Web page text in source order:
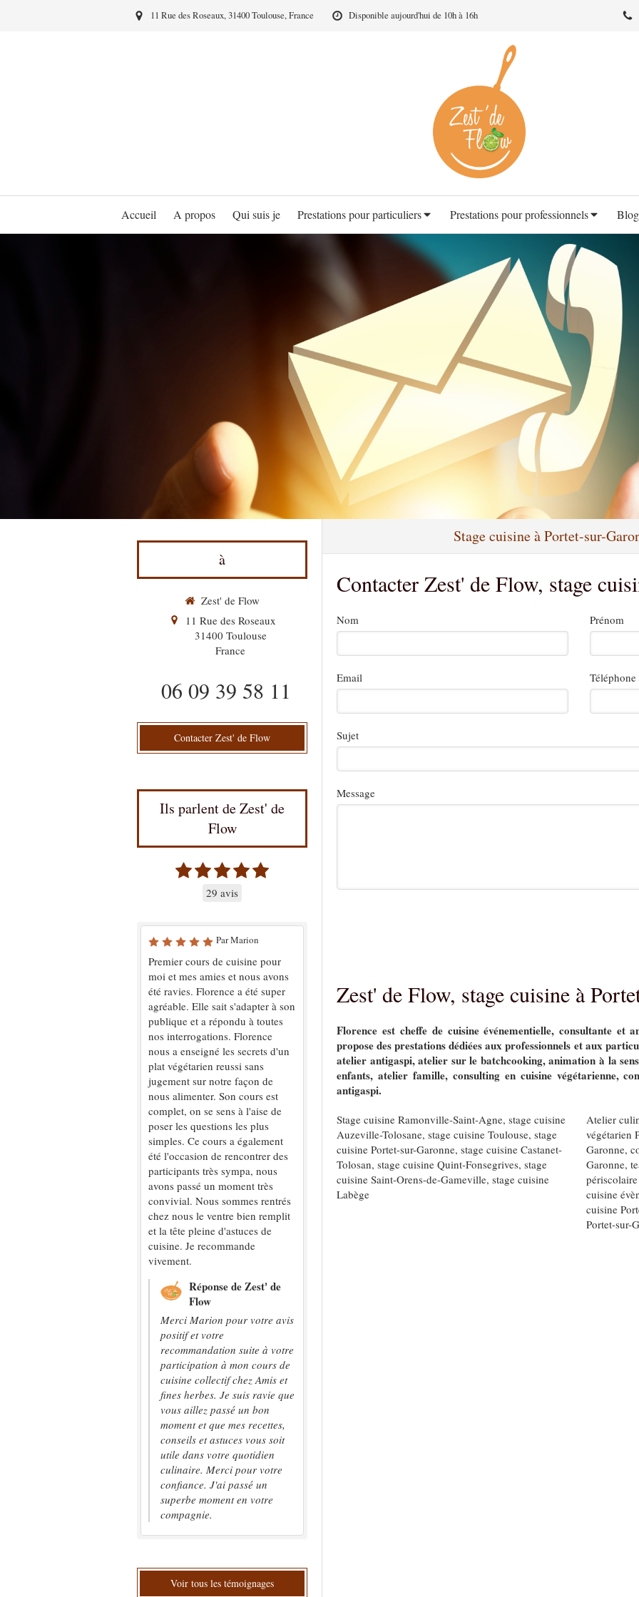
11 Rue des Roseaux, 31400 Toulouse, France Disponible aujourd'hui de 10h à 16h
Accueil A propos Qui suis je Prestations pour particuliers Prestations pour professionnels Blog
Stage cuisine à Portet-sur-
Contacter Zest' de Flow, stage
Nom Prénom
Email Téléphone
Sujet
Message
Zest' de Flow, stage cuisine à
Florence estcheffe de cuisine événementielle, consultante et
propose des prestations dédiées aux professionnels et aux
atelier antigaspi, atelier sur le batchcooking, animation à la
enfants, atelier famille, consulting en cuisine végétarienne,
antigaspi.
Stage cuisine Ramonville-Saint-Agne, stage cuisine
Auzeville-Tolosane, stage cuisine Toulouse, stage
cuisine Portet-sur-Garonne, stage cuisine Castanet-
Tolosan, stage cuisine Quint-Fonsegrives, stage
cuisine Saint-Orens-de-Gameville, stage cuisine
Labège
Atelier
végétarien
Garonne,
Garonne,
cuisine
cuisine
Portet-sur-
à
Zest' de Flow
11 Rue des Roseaux
31400 Toulouse
France
06 09 39 58 11
Contacter Zest' de Flow
Ils parlent de Zest' de
Flow
29 avis
Par Marion
Premier cours de cuisine pour
moi et mes amies et nous avons
été ravies. Florence a été super
agréable. Elle sait s'adapter à son
publique et a répondu à toutes
nos interrogations. Florence
nous a enseigné les secrets d'un
plat végétarien reussi sans
jugement sur notre façon de
nous alimenter. Son cours est
complet, on se sens à l'aise de
poser les questions les plus
simples. Ce cours a également
été l'occasion de rencontrer des
participants très sympa, nous
avons passé un moment très
convivial. Nous sommes rentrés
chez nous le ventre bien remplit
et la tête pleine d'astuces de
cuisine. Je recommande
vivement.
Réponse de Zest' de
Flow
Merci Marion pour votre avis
positif et votre
recommandation suite à votre
participation à mon cours de
cuisine collectif chez Amis et
fines herbes. Je suis ravie que
vous aillez passé un bon
moment et que mes recettes,
conseils et astuces vous soit
utile dans votre quotidien
culinaire. Merci pour votre
confiance. J'ai passé un
superbe moment en votre
compagnie.
Voir tous les témoignages